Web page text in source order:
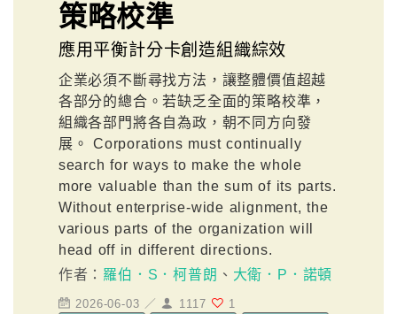
策略校準
應用平衡計分卡創造組織綜效
企業必須不斷尋找方法，讓整體價值超越
各部分的總合。若缺乏全面的策略校準，
組織各部門將各自為政，朝不同方向發
展。 Corporations must continually
search for ways to make the whole
more valuable than the sum of its parts.
Without enterprise-wide alignment, the
various parts of the organization will
head off in different directions.
作者： 羅伯．S．柯普朗 、 大衛．P．諾頓
2026-06-03 ／ 1117 1